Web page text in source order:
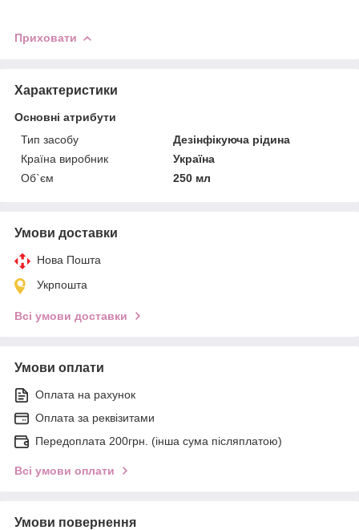
Приховати
Характеристики
Основні атрибути
Тип засобу
Дезінфікуюча рідина
Країна виробник
Україна
Об`єм
250 мл
Умови доставки
Нова Пошта
Укрпошта
Всі умови доставки
Умови оплати
Оплата на рахунок
Оплата за реквізитами
Передоплата 200грн. (інша сума післяплатою)
Всі умови оплати
Умови повернення